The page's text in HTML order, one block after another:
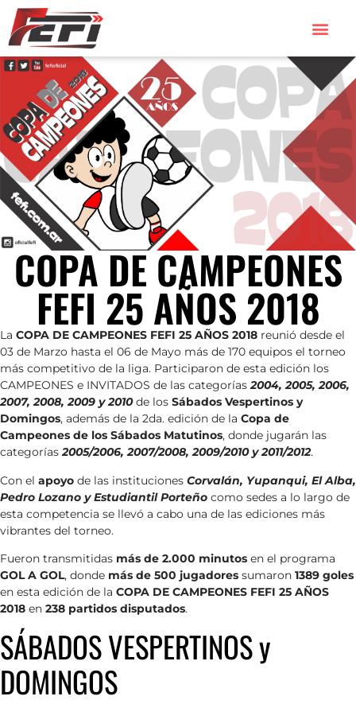
COPA DE CAMPEONES
FEFI 25 AÑOS 2018
La COPA DE CAMPEONES FEFI 25 AÑOS 2018 reunió desde el
03 de Marzo hasta el 06 de Mayo más de 170 equipos el torneo
más competitivo de la liga. Participaron de esta edición los
CAMPEONES e INVITADOS de las categorías2004, 2005, 2006,
2007, 2008, 2009 y 2010de los Sábados Vespertinos y
Domingos, además de la 2da. edición de la Copa de
Campeones de los Sábados Matutinos, donde jugarán las
categorías2005/2006, 2007/2008, 2009/2010 y 2011/2012.
Con el apoyo de las instituciones Corvalán, Yupanqui, El Alba,
Pedro Lozano y Estudiantil Porteño como sedes a lo largo de
esta competencia se llevó a cabo una de las ediciones más
vibrantes del torneo.
Fueron transmitidas más de 2.000 minutos en el programa
GOL A GOL, donde más de 500 jugadores sumaron 1389 goles
en esta edición de la COPA DE CAMPEONES FEFI 25 AÑOS
2018 en 238 partidos disputados.
SÁBADOS VESPERTINOS y
DOMINGOS